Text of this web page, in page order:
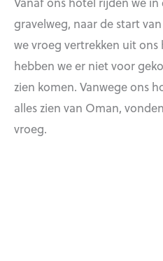
gravelweg, naar de start
we vroeg vertrekken uit ons
hebben we er niet voor
zien komen. Vanwege ons
alles zien van Oman,
vroeg.